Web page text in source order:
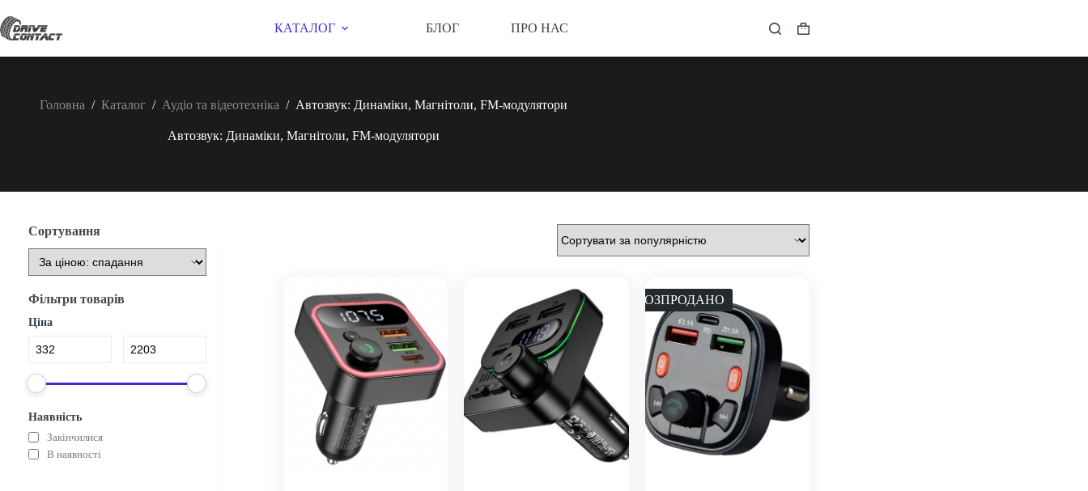
до
вмісту
КАТАЛОГ БЛОГ ПРО НАС Кошик
Головна / Каталог / Аудіо та відеотехніка / Автозвук: Динаміки, Магнітоли, FM-модулятори
Автозвук: Динаміки, Магнітоли, FM-модулятори
РОЗПРОДАНО
Сортування
Фільтри товарів
Ціна
Наявність
Закінчилися
В наявності